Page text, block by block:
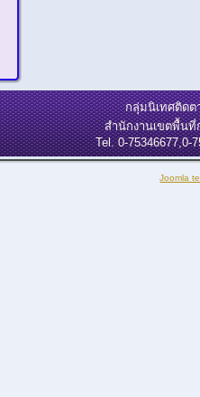
กลุ่มนิเทศติดต
สำนักงานเขตพื้น
Tel. 0-75346677,0-
Joomla